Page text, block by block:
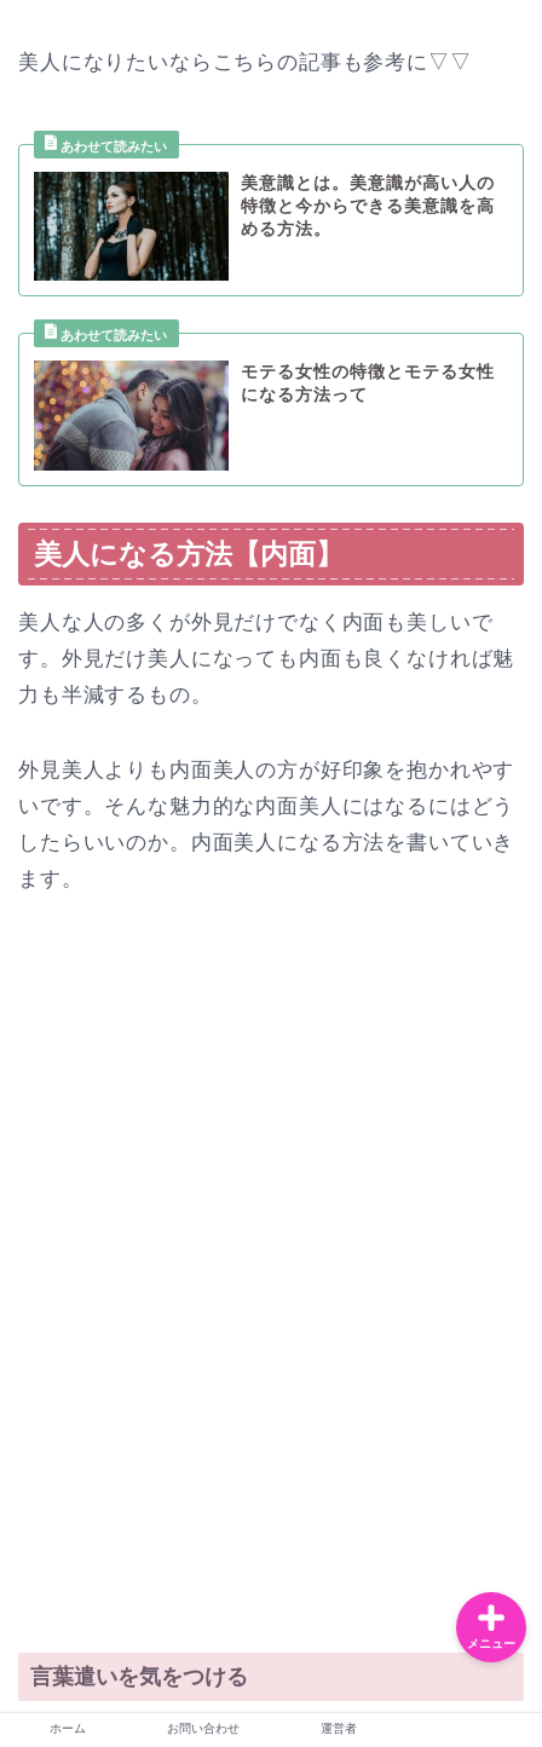
美人になりたいならこちらの記事も参考に▽▽
美意識とは。美意識が高い人の
特徴と今からできる美意識を高
める方法。
モテる女性の特徴とモテる女性
になる方法って
美人になる方法【内面】
美人な人の多くが外見だけでなく内面も美しいで
す。外見だけ美人になっても内面も良くなければ魅
力も半減するもの。
外見美人よりも内面美人の方が好印象を抱かれやす
いです。そんな魅力的な内面美人にはなるにはどう
したらいいのか。内面美人になる方法を書いていき
ます。
言葉遣いを気をつける
ホーム お問い合わせ 運営者
メニュー